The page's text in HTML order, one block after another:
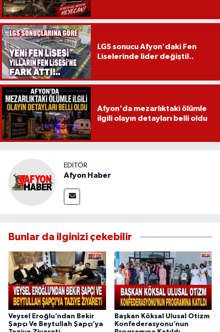
LGS sonucu Afyon'daki Fen
Liselerinde lider değişti!..
Afyon'da mezarlıktaki ölümle
ilgili olayın detayları belli oldu
EDITÖR
Afyon Haber
Bunlar da ilginizi çekebilir
Veysel Eroğlu’ndan Bekir
Şapçı Ve Beytullah Şapçı’ya
Başkan Köksal Ulusal Otizm
Konfederasyonu’nun